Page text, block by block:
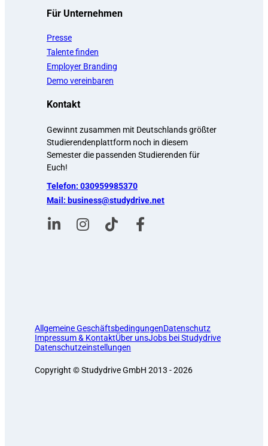
Für Unternehmen
Presse
Talente finden
Employer Branding
Demo vereinbaren
Kontakt
Gewinnt zusammen mit Deutschlands größter
Studierendenplattform noch in diesem
Semester die passenden Studierenden für
Euch!
Telefon: 030959985370
Mail: business@studydrive.net
Allgemeine GeschäftsbedingungenDatenschutz
Impressum & KontaktÜber unsJobs bei Studydrive
Datenschutzeinstellungen
Copyright © Studydrive GmbH 2013 - 2026